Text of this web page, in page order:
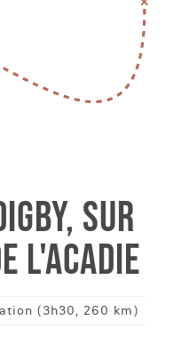
SUR
L'ACADIE
(3h30, 260 km)